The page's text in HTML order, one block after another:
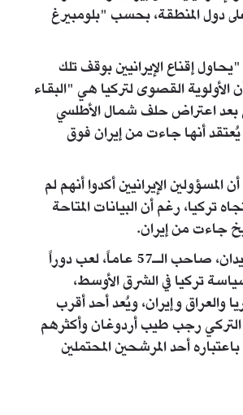
على دول المنطقة، بحسب "بلومبيرغ
إقناع الإيرانيين بوقف تلك
الأولوية القصوى لتركيا هي "البقاء
بعد اعتراض حلف شمال الأطلسي
يُعتقد أنها جاءت من إيران فوق
المسؤولين الإيرانيين أكدوا أنهم لم
تركيا، رغم أن البيانات المتاحة
جاءت من إيران.
وتقول الوكالة إن فيدان، صاحب الـ57 عاماً، لعب دوراً
تركيا في الشرق الأوسط،
وإيران، ويُعد أحد أقرب
رجب طيب أردوغان وأكثرهم
أحد المرشحين المحتملين